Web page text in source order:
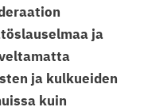
ja
ja kulkueiden
kuin